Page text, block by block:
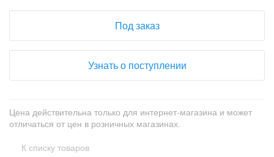
Под заказ
Узнать о поступлении
Цена действительна только для интернет-магазина и может
отличаться от цен в розничных магазинах.
К списку товаров